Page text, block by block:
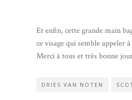
Et enfin, cette grande main
ce visage qui semble appeler à
Merci à tous et très bonne
DRIES VAN NOTEN